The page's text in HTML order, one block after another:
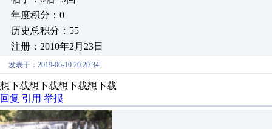
年度积分：0
历史总积分：55
注册：2010年2月23日
发表于：2019-06-10 20:20:34
想下载想下载想下载想下载
回复 引用 举报